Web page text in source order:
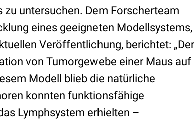
untersuchen. Dem Forscherteam
eines geeigneten Modellsystems,
Veröffentlichung, berichtet: „Der
von Tumorgewebe einer Maus auf
Modell blieb die natürliche
konnten funktionsfähige
Lymphsystem erhielten –